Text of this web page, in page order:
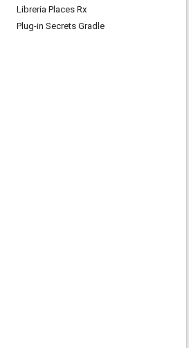
Libreria Places Rx
Plug-in Secrets Gradle